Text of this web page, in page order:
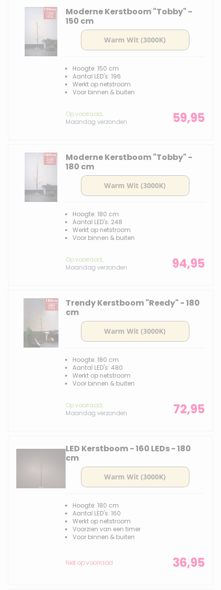
Moderne Kerstboom "Tobby" -
150 cm
Hoogte: 150 cm
Aantal LED's: 196
Werkt op netstroom
Voor binnen & buiten
Op voorraad,
Maandag verzonden
59,95
Moderne Kerstboom "Tobby" -
180 cm
Hoogte: 180 cm
Aantal LED's: 248
Werkt op netstroom
Voor binnen & buiten
Op voorraad,
Maandag verzonden
94,95
Trendy Kerstboom "Reedy" - 180
cm
Hoogte: 180 cm
Aantal LED's: 480
Werkt op netstroom
Voor binnen & buiten
Op voorraad,
Maandag verzonden
72,95
LED Kerstboom - 160 LEDs - 180
cm
Hoogte: 180 cm
Aantal LED's: 160
Werkt op netstroom
Voorzien van een timer
Voor binnen & buiten
Niet op voorraad 36,95